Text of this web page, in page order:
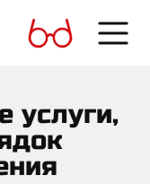
услуги,